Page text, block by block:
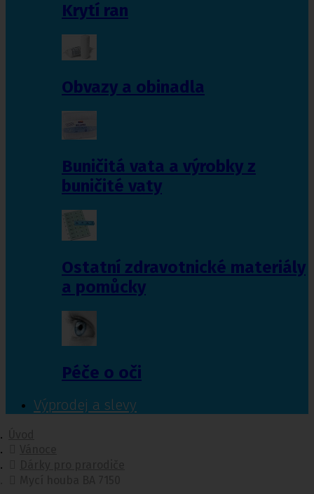
Krytí ran
Obvazy a obinadla
Buničitá vata a výrobky z
buničité vaty
Ostatní zdravotnické materiály
a pomůcky
Péče o oči
Výprodej a slevy